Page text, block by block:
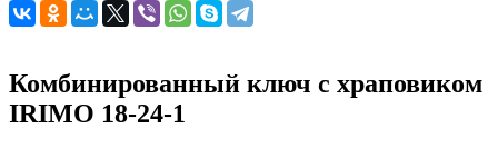
Комбинированный ключ с храповиком
IRIMO 18-24-1